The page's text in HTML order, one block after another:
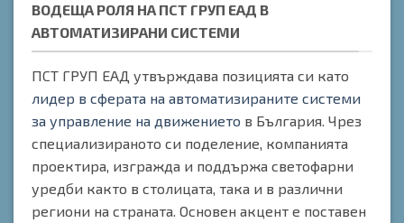
ВОДЕЩА РОЛЯ НА ПСТ ГРУП ЕАД В
АВТОМАТИЗИРАНИ СИСТЕМИ
ПСТ ГРУП ЕАД утвърждава позицията си като
лидер в сферата на автоматизираните системи
за управление на движението в България. Чрез
специализираното си поделение, компанията
проектира, изгражда и поддържа светофарни
уредби както в столицата, така и в различни
региони на страната. Основен акцент е поставен